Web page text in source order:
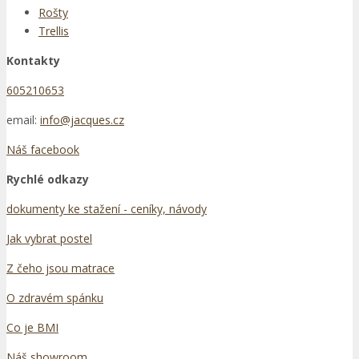
Rošty
Trellis
Kontakty
605210653
email: info@jacques.cz
Náš facebook
Rychlé odkazy
dokumenty ke stažení - ceníky, návody
Jak vybrat postel
Z čeho jsou matrace
O zdravém spánku
Co je BMI